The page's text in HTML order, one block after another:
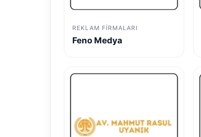
REKLAM FIRMALARI
Feno Medya